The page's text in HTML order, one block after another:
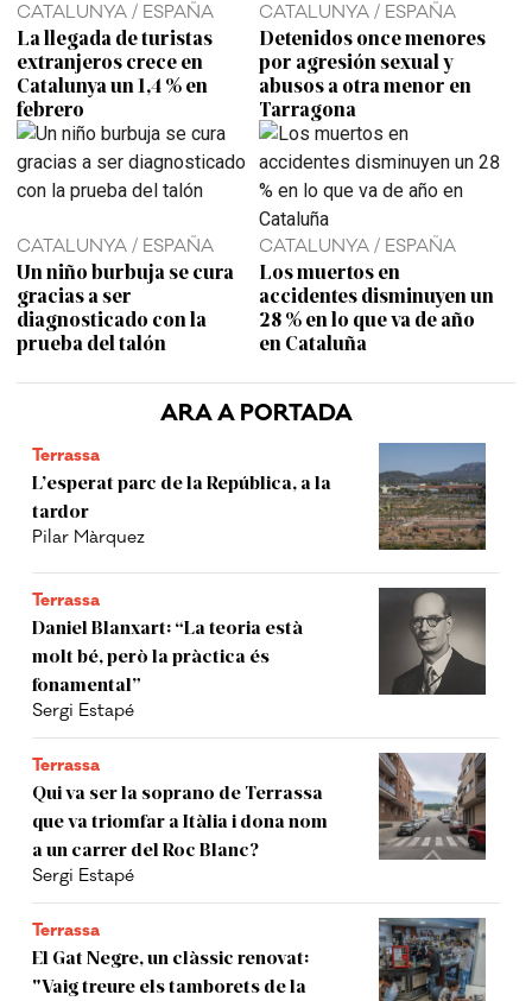
ARA A PORTADA
Terrassa
L’esperat parc de la República, a la
tardor
Pilar Màrquez
Terrassa
Daniel Blanxart: “La teoria està
molt bé, però la pràctica és
fonamental”
Sergi Estapé
Terrassa
Qui va ser la soprano de Terrassa
que va triomfar a Itàlia i dona nom
a un carrer del Roc Blanc?
Sergi Estapé
Terrassa
El Gat Negre, un clàssic renovat:
"Vaig treure els tamborets de la
CATALUNYA / ESPAÑA
La llegada de turistas
extranjeros crece en
Catalunya un 1,4 % en
febrero
CATALUNYA / ESPAÑA
Detenidos once menores
por agresión sexual y
abusos a otra menor en
Tarragona
CATALUNYA / ESPAÑA
Un niño burbuja se cura
gracias a ser
diagnosticado con la
prueba del talón
CATALUNYA / ESPAÑA
Los muertos en
accidentes disminuyen un
28 % en lo que va de año
en Cataluña